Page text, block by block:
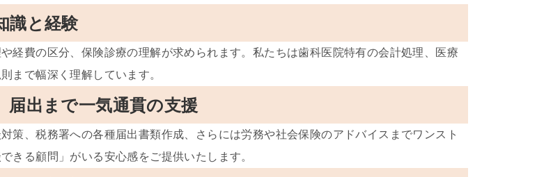
識と経験
経費の区分、保険診療の理解が求められます。私たちは歯科医院特有の会計処理、医療
まで幅深く理解しています。
届出まで一気通貫の支援
策、税務署への各種届出書類作成、さらには労務や社会保険のアドバイスまでワンスト
きる顧問」がいる安心感をご提供いたします。